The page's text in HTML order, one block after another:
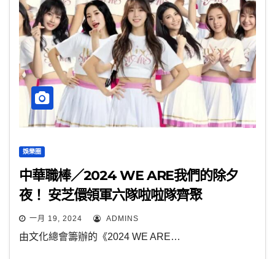
娛樂圈
中華職棒／2024 WE ARE我們的除夕
夜！ 安芝儇領軍六隊啦啦隊齊聚
一月 19, 2024 ADMINS
由文化總會籌辦的《2024 WE ARE…